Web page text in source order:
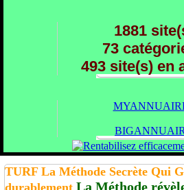
1881
73
493 site(s) en
TURF La Méthode Secrète Qui
durablement La Méthode